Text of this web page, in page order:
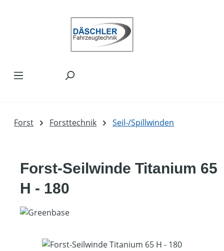
Forst Forsttechnik Seil-/Spillwinden
Forst-Seilwinde Titanium 65
H - 180
Bildergalerie überspringen